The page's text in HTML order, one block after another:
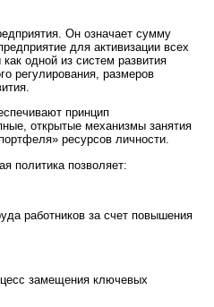
Он означает сумму
для активизации всех
одной из систем развития
регулирования, размеров
принцип
открытые механизмы занятия
ресурсов личности.
политика позволяет:
работников за счет повышения
замещения ключевых